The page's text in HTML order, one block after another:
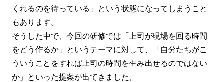
くれるのを待っている」という状態になってしまうこと
もあります。
そうした中で、今回の研修では「上司が現場を回る時間
をどう作るか」というテーマに対して、「自分たちがこ
ういうことをすれば上司の時間を生み出せるのではない
か」といった提案が出てきました。